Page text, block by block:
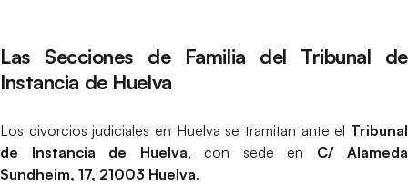
Las Secciones de Familia del Tribunal de
Instancia de Huelva
Los divorcios judiciales en Huelva se tramitan ante el Tribunal
de Instancia de Huelva, con sede en C/ Alameda
Sundheim, 17, 21003 Huelva.